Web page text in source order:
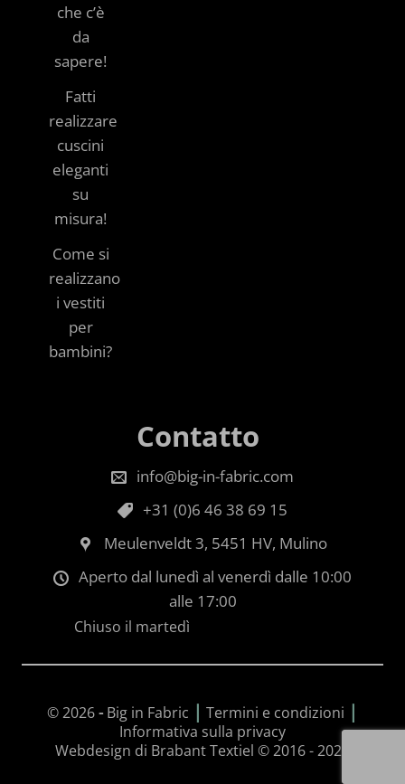
che c’è
da
sapere!
Fatti
realizzare
cuscini
eleganti
su
misura!
Come si
realizzano
i vestiti
per
bambini?
Contatto
info@big-in-fabric.com
+31 (0)6 46 38 69 15
Meulenveldt 3, 5451 HV, Mulino
Aperto dal lunedì al venerdì dalle 10:00
alle 17:00
Chiuso il martedì
© 2026-Big in Fabric | Termini e condizioni |
Informativa sulla privacy
Webdesign di Brabant Textiel © 2016 - 2026